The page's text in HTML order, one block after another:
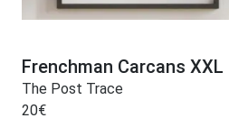
Frenchman Carcans XXL
The Post Trace
20€